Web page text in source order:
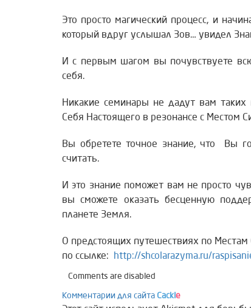
Это просто магический процесс, и
который вдруг услышал Зов… увидел
И с первым шагом вы почувствуете
себя.
Никакие семинары не дадут вам
Себя Настоящего в резонансе с Местом
Вы обретете точное знание, что Вы
считать.
И это знание поможет вам не просто
вы сможете оказать бесценную
планете Земля.
О предстоящих путешествиях по
по ссылке:
http://shcolarazyma.ru/
Comments are disabled
Комментарии для сайта Cackl e